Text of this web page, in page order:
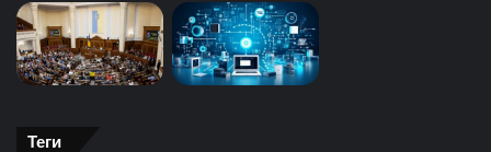
Теги